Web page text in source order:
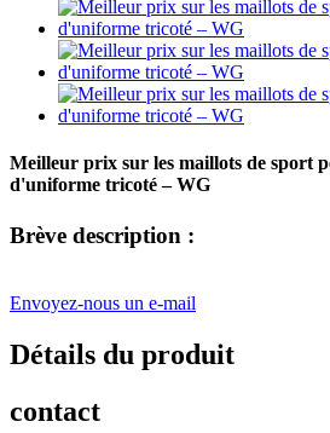
Meilleur prix sur les maillots de sport
d'uniforme tricoté – WG
Brève description :
Envoyez-nous un e-mail
Détails du produit
contact